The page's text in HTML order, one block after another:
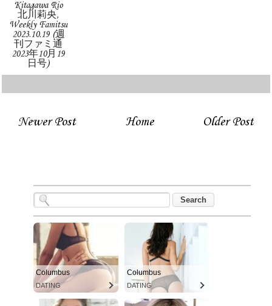
Kitagawa Rio
北川莉央,
Weekly Famitsu
2023.10.19 (週
刊ファミ通
2023年10月19
日号)
Newer Post Older Post
Home
Columbus
DATING
Columbus
DATING